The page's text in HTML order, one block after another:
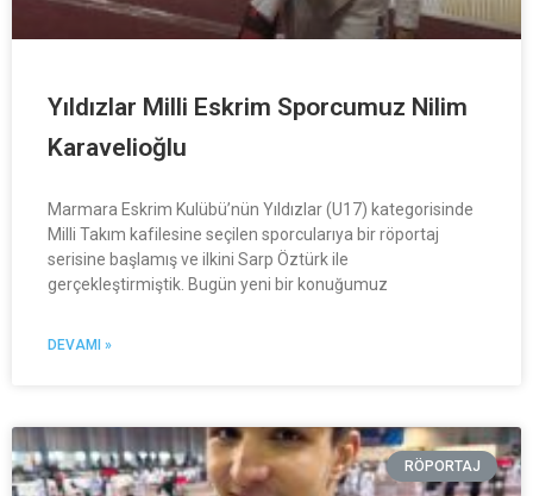
Yıldızlar Milli Eskrim Sporcumuz Nilim
Karavelioğlu
Marmara Eskrim Kulübü’nün Yıldızlar (U17) kategorisinde
Milli Takım kafilesine seçilen sporcularıya bir röportaj
serisine başlamış ve ilkini Sarp Öztürk ile
gerçekleştirmiştik. Bugün yeni bir konuğumuz
DEVAMI »
RÖPORTAJ